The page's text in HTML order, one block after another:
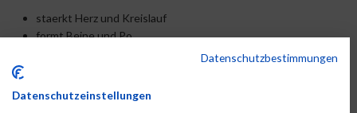
staerkt Herz und Kreislauf
formt Beine und Po
Datenschutzbestimmungen
Datenschutzeinstellungen